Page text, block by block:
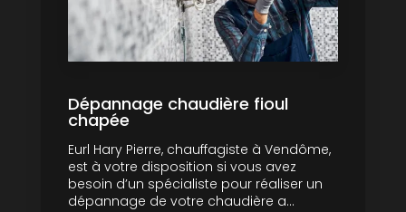
Dépannage chaudière fioul
chapée
Eurl Hary Pierre, chauffagiste à Vendôme,
est à votre disposition si vous avez
besoin d’un spécialiste pour réaliser un
dépannage de votre chaudière a...